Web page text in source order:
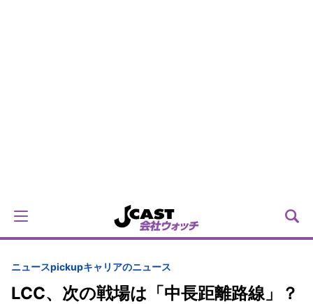
ニュースpickupキャリアのニュース
LCC、次の戦場は「中長距離路線」？